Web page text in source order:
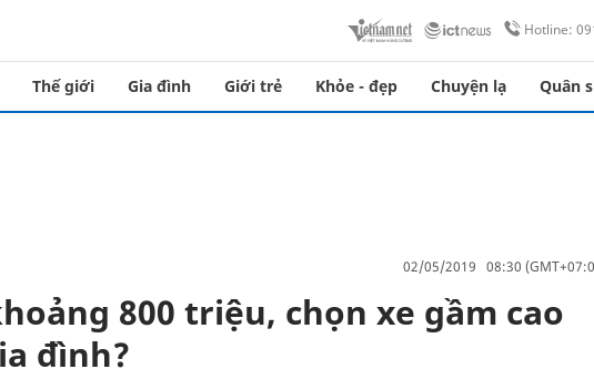
Hotline:
Thế giới Gia đình Giới trẻ Khỏe - đẹp Chuyện lạ Quân
02/05/2019 08:30
800 triệu, chọn xe gầm cao
đình?